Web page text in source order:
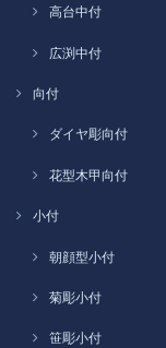
高台中付
広渕中付
向付
ダイヤ彫向付
花型木甲向付
小付
朝顔型小付
菊彫小付
笹彫小付